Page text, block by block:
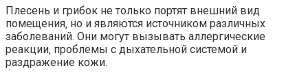
Плесень и грибок не только портят внешний вид
помещения‚ но и являются источником различных
заболеваний.​ Они могут вызывать аллергические
реакции‚ проблемы с дыхательной системой и
раздражение кожи.​